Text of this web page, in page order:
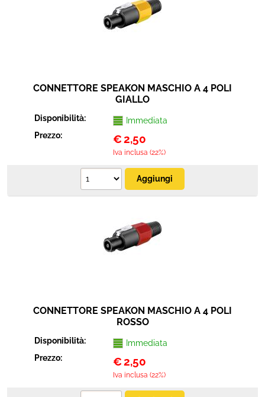
CONNETTORE SPEAKON MASCHIO A 4 POLI
GIALLO
Disponibilità:
Immediata
Prezzo:
€2,50
Iva inclusa (22%)
CONNETTORE SPEAKON MASCHIO A 4 POLI
ROSSO
Disponibilità:
Immediata
Prezzo:
€2,50
Iva inclusa (22%)